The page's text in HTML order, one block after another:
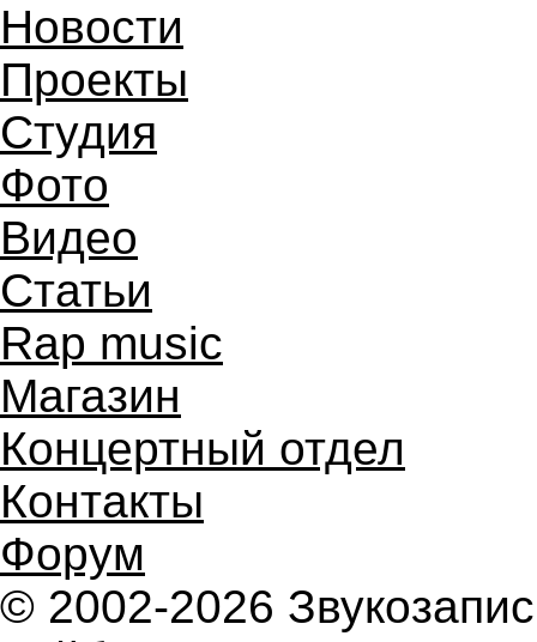
Новости
Проекты
Студия
Фото
Видео
Статьи
Rap music
Магазин
Концертный отдел
Контакты
Форум
© 2002-2026